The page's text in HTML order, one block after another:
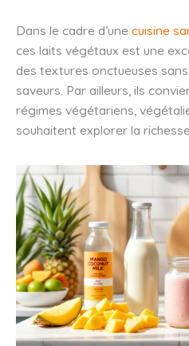
Dans le cadre d’une cuisine
ces laits végétaux est une
des textures onctueuses
saveurs. Par ailleurs, ils
régimes végétariens,
souhaitent explorer la